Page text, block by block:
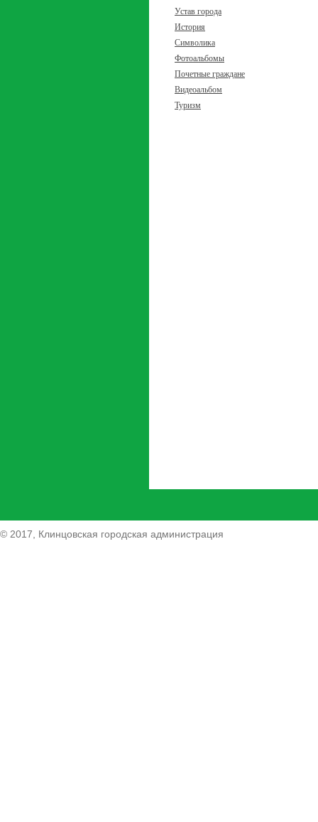
Устав города
История
Символика
Фотоальбомы
Почетные граждане
Видеоальбом
Туризм
© 2017, Клинцовская городская администрация